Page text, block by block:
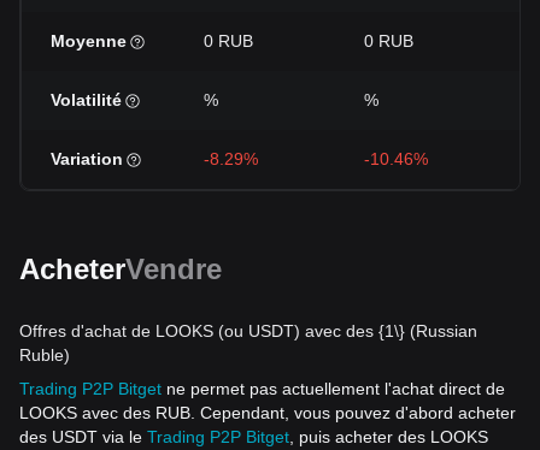
Moyenne 0 RUB 0 RUB
Volatilité % %
Variation -8.29% -10.46%
AcheterVendre
Offres d'achat de LOOKS (ou USDT) avec des {1\} (Russian
Ruble)
Trading P2P Bitget ne permet pas actuellement l'achat direct de
LOOKS avec des RUB. Cependant, vous pouvez d'abord acheter
des USDT via le Trading P2P Bitget , puis acheter des LOOKS